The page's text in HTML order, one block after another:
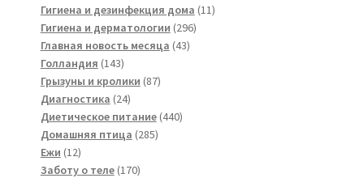
товаров
Гигиена и дезинфекция дома 1111
Гигиена и дерматологии 296296
Главная новость месяца 4343
Голландия 143143
товара
Грызуны и кролики 8787
Диагностика 2424
товара
Диетическое питание 440440
Домашняя птица 285285
Ежи 1212
товаров
Заботу о теле 170170